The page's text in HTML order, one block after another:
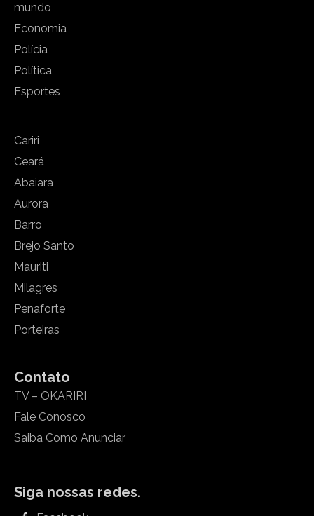
mundo
Economia
Polícia
Política
Esportes
Cariri
Ceará
Abaiara
Aurora
Barro
Brejo Santo
Mauriti
Milagres
Penaforte
Porteiras
Contato
TV – OKARIRI
Fale Conosco
Saiba Como Anunciar
Siga nossas redes.